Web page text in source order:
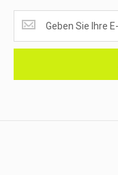
EMPFANGEN?
<br>MELDE